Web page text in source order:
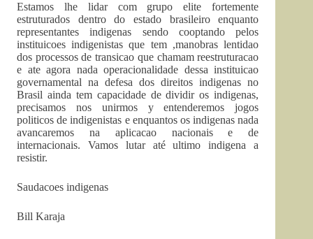
Estamos lhe lidar com grupo elite fortemente
estruturados dentro do estado brasileiro enquanto
representantes indigenas sendo cooptando pelos
instituicoes indigenistas que tem ,manobras lentidao
dos processos de transicao que chamam reestruturacao
e ate agora nada operacionalidade dessa instituicao
governamental na defesa dos direitos indigenas no
Brasil ainda tem capacidade de dividir os indigenas,
precisamos nos unirmos y entenderemos jogos
politicos de indigenistas e enquantos os indigenas nada
avancaremos na aplicacao nacionais e de
internacionais. Vamos lutar até ultimo indigena a
resistir.
Saudacoes indigenas
Bill Karaja